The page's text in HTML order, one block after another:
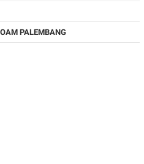
PALEMBANG